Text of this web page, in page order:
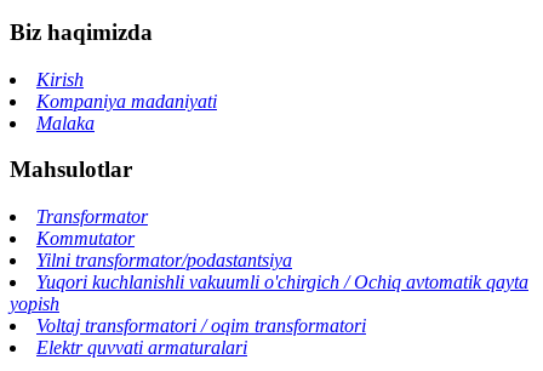
Biz haqimizda
Kirish
Kompaniya madaniyati
Malaka
Mahsulotlar
Transformator
Kommutator
Yilni transformator/podastantsiya
Yuqori kuchlanishli vakuumli o'chirgich / Ochiq avtomatik qayta
yopish
Voltaj transformatori / oqim transformatori
Elektr quvvati armaturalari